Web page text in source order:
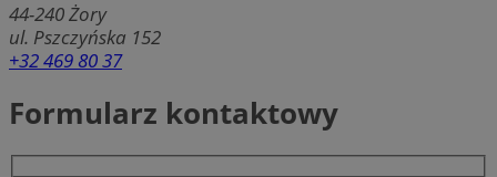
44-240Żory
ul. Pszczyńska 152
+32 469 80 37
Formularz kontaktowy